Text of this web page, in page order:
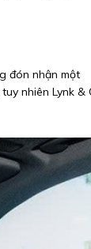
đón nhận một
nhiên Lynk &